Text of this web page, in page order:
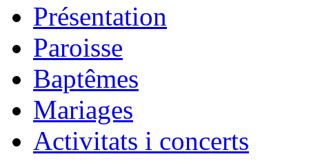
Présentation
Paroisse
Baptêmes
Mariages
Activitats i concerts